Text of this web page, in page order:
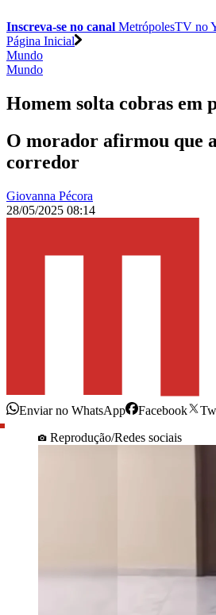
Inscreva-se no canal MetrópolesTV no
Página Inicial
Mundo
Mundo
Homem solta cobras em
O morador afirmou que
corredor
Giovanna Pécora
28/05/2025 08:14
Enviar no WhatsApp Facebook
Reprodução/Redes sociais